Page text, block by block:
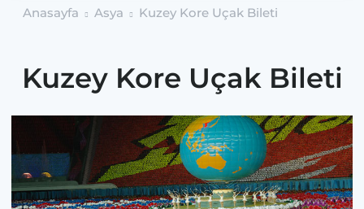
Anasayfa Asya Kuzey Kore Uçak Bileti
Kuzey Kore Uçak Bileti